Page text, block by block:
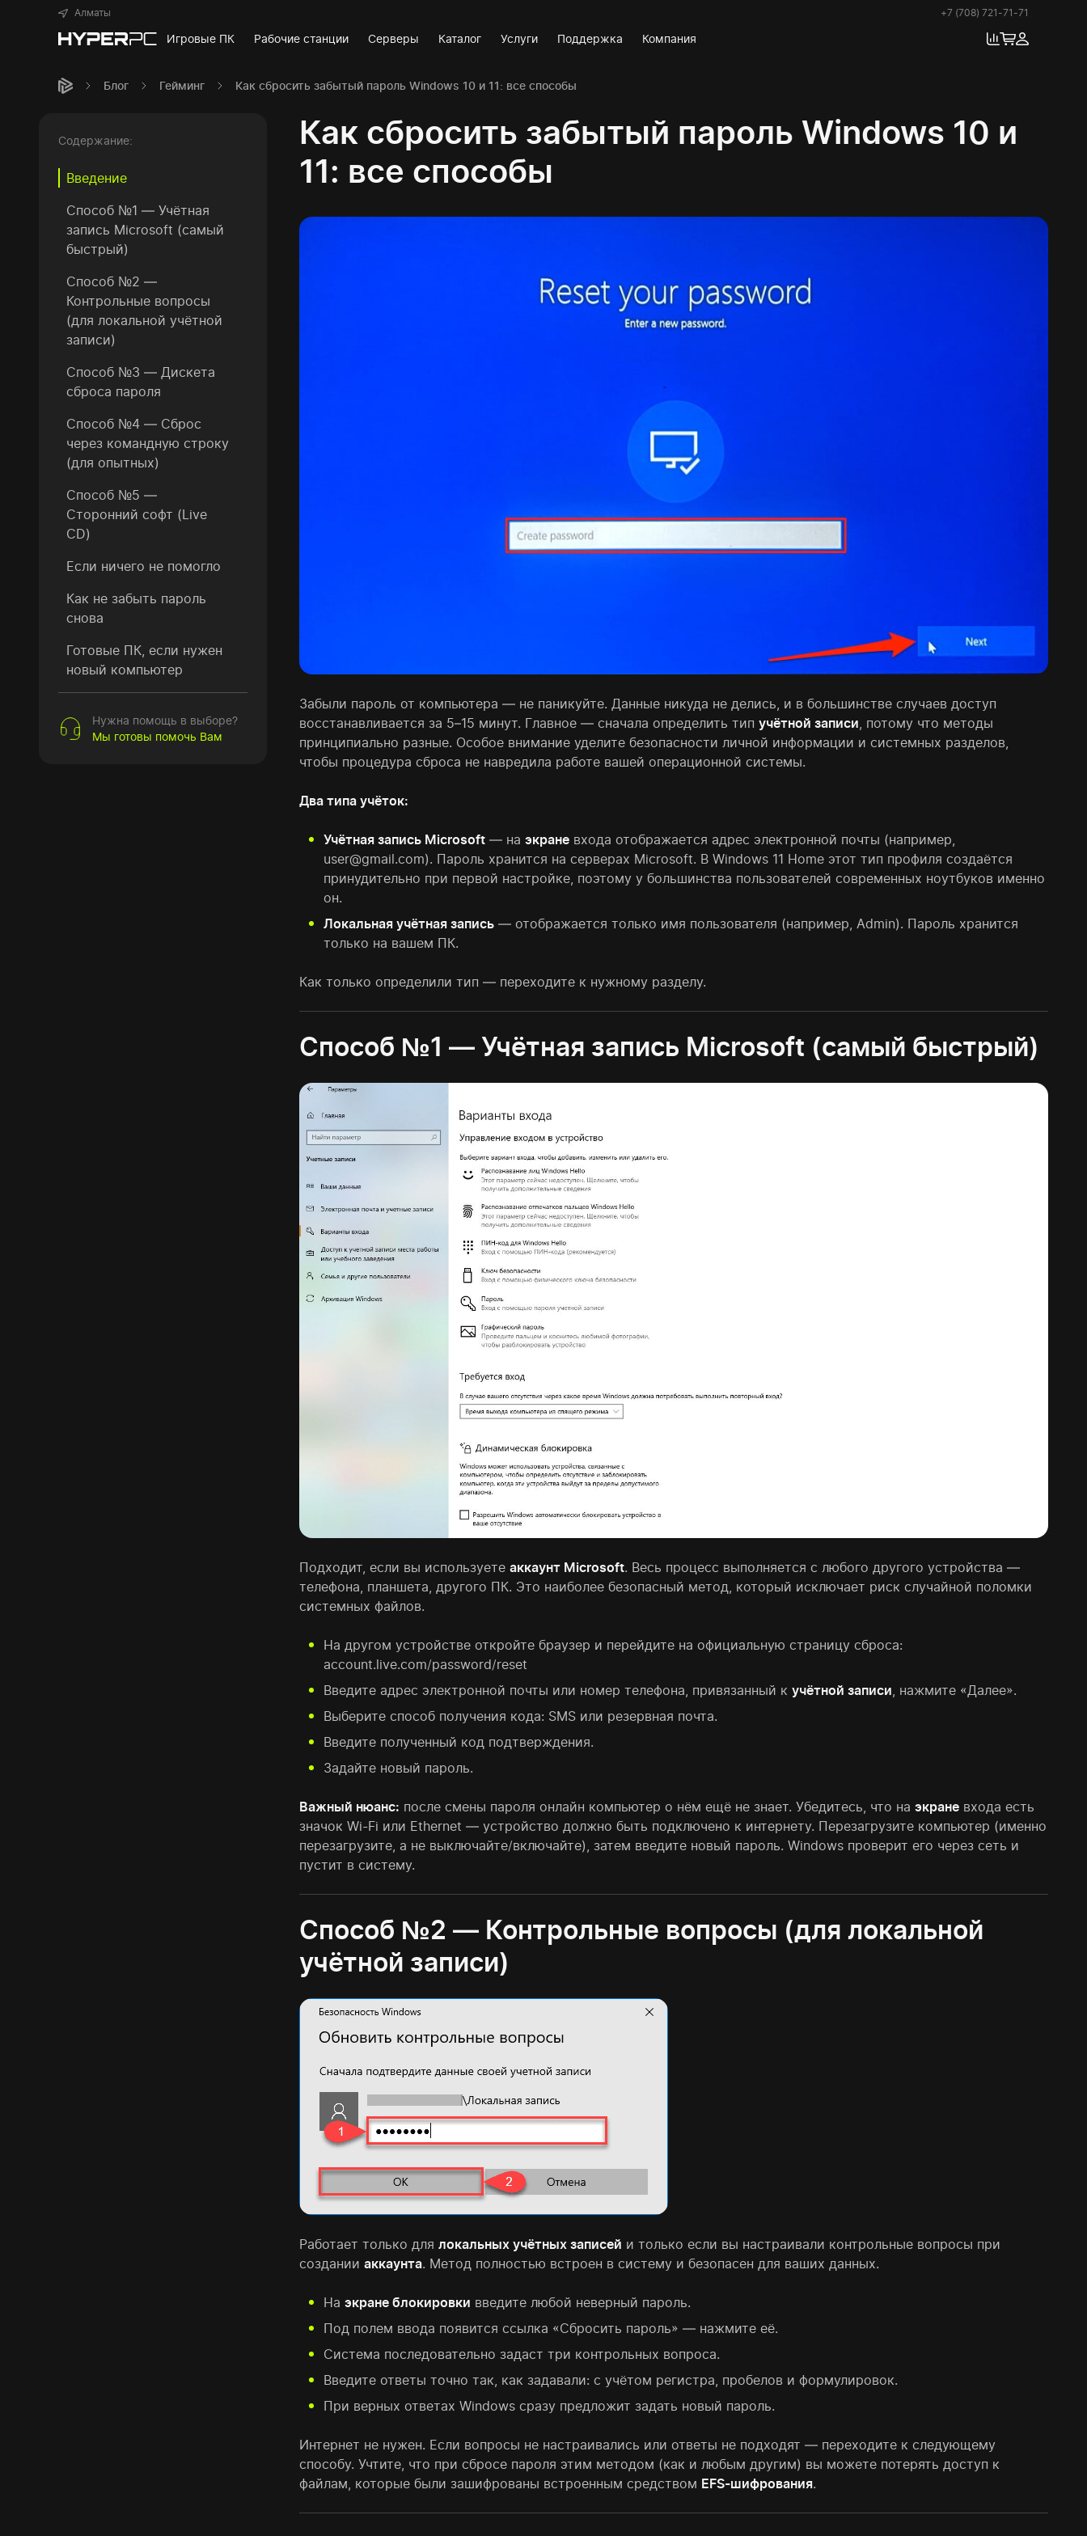
Алматы +7 (708) 721-71-71
Игровые ПК Рабочие станции Серверы Каталог Услуги Поддержка Компания
Блог Гейминг Как сбросить забытый пароль Windows 10 и 11: все способы
Содержание:
Введение
Способ №1 — Учётная
запись Microsoft (самый
быстрый)
Способ №2 —
Контрольные вопросы
(для локальной учётной
записи)
Способ №3 — Дискета
сброса пароля
Способ №4 — Сброс
через командную строку
(для опытных)
Способ №5 —
Сторонний софт (Live
CD)
Если ничего не помогло
Как не забыть пароль
снова
Готовые ПК, если нужен
новый компьютер
Нужна помощь в выборе?
Мы готовы помочь Вам
Как сбросить забытый пароль Windows 10 и
11: все способы
Забыли пароль от компьютера — не паникуйте. Данные никуда не делись, и в большинстве случаев доступ
восстанавливается за 5–15 минут. Главное — сначала определить тип учётной записи, потому что методы
принципиально разные. Особое внимание уделите безопасности личной информации и системных разделов,
чтобы процедура сброса не навредила работе вашей операционной системы.
Два типа учёток:
Учётная запись Microsoft — на экране входа отображается адрес электронной почты (например,
user@gmail.com). Пароль хранится на серверах Microsoft. В Windows 11 Home этот тип профиля создаётся
принудительно при первой настройке, поэтому у большинства пользователей современных ноутбуков именно
он.
Локальная учётная запись — отображается только имя пользователя (например, Admin). Пароль хранится
только на вашем ПК.
Как только определили тип — переходите к нужному разделу.
Способ №1 — Учётная запись Microsoft (самый быстрый)
Подходит, если вы используете аккаунт Microsoft. Весь процесс выполняется с любого другого устройства —
телефона, планшета, другого ПК. Это наиболее безопасный метод, который исключает риск случайной поломки
системных файлов.
На другом устройстве откройте браузер и перейдите на официальную страницу сброса:
account.live.com/password/reset
Введите адрес электронной почты или номер телефона, привязанный к учётной записи, нажмите «Далее».
Выберите способ получения кода: SMS или резервная почта.
Введите полученный код подтверждения.
Задайте новый пароль.
Важный нюанс: после смены пароля онлайн компьютер о нём ещё не знает. Убедитесь, что на экране входа есть
значок Wi-Fi или Ethernet — устройство должно быть подключено к интернету. Перезагрузите компьютер (именно
перезагрузите, а не выключайте/включайте), затем введите новый пароль. Windows проверит его через сеть и
пустит в систему.
Способ №2 — Контрольные вопросы (для локальной
учётной записи)
Работает только для локальных учётных записей и только если вы настраивали контрольные вопросы при
создании аккаунта. Метод полностью встроен в систему и безопасен для ваших данных.
На экране блокировки введите любой неверный пароль.
Под полем ввода появится ссылка «Сбросить пароль» — нажмите её.
Система последовательно задаст три контрольных вопроса.
Введите ответы точно так, как задавали: с учётом регистра, пробелов и формулировок.
При верных ответах Windows сразу предложит задать новый пароль.
Интернет не нужен. Если вопросы не настраивались или ответы не подходят — переходите к следующему
способу. Учтите, что при сбросе пароля этим методом (как и любым другим) вы можете потерять доступ к
файлам, которые были зашифрованы встроенным средством EFS-шифрования.